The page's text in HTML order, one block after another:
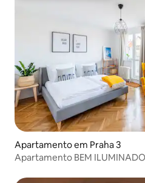
Apartamento em Praha 3
Apartamento BEM